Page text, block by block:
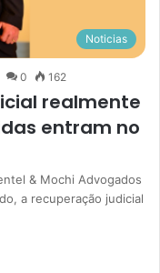
Noticias
0 162
realmente
entram no
& Mochi Advogados
a recuperação judicial